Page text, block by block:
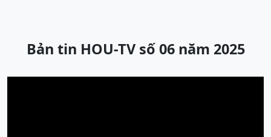
Bản tin HOU-TV số 06 năm 2025